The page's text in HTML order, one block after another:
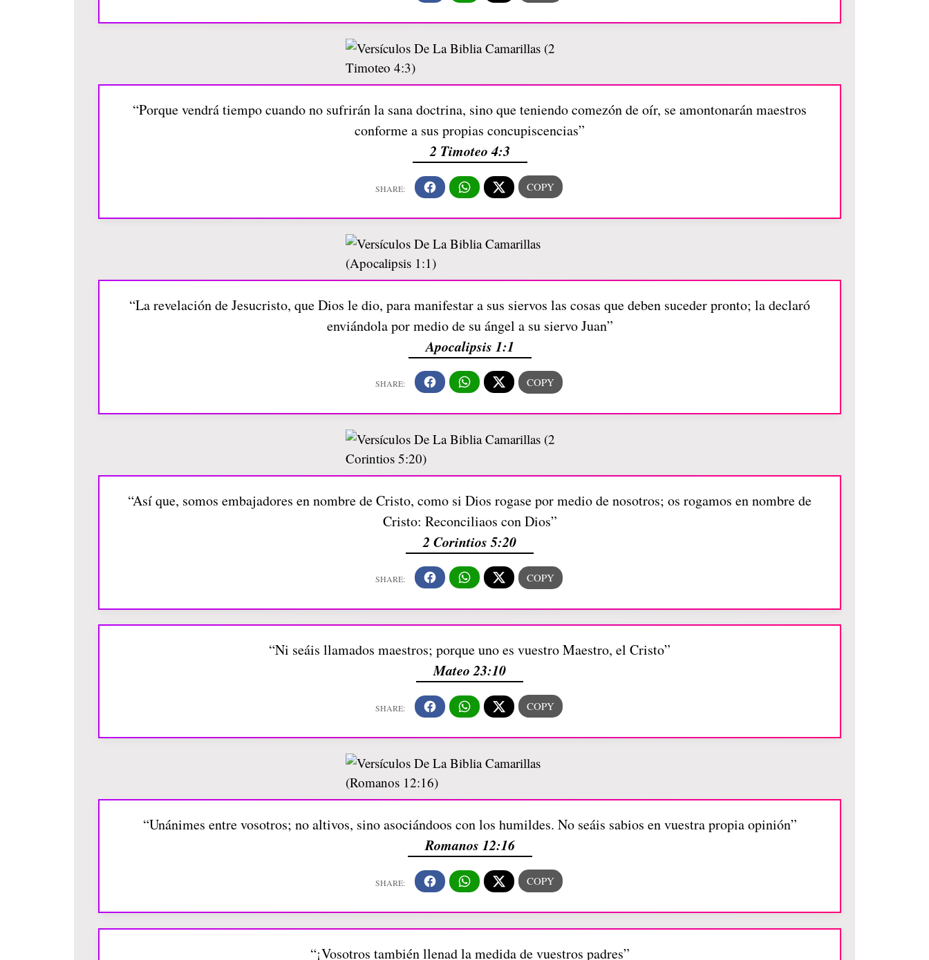
“Porque vendrá tiempo cuando no sufrirán la sana doctrina, sino que teniendo comezón de oír, se amontonarán maestros
conforme a sus propias concupiscencias”
2 Timoteo 4:3
“La revelación de Jesucristo, que Dios le dio, para manifestar a sus siervos las cosas que deben suceder pronto; la declaró
enviándola por medio de su ángel a su siervo Juan”
Apocalipsis 1:1
“Así que, somos embajadores en nombre de Cristo, como si Dios rogase por medio de nosotros; os rogamos en nombre de
Cristo: Reconciliaos con Dios”
2 Corintios 5:20
“Ni seáis llamados maestros; porque uno es vuestro Maestro, el Cristo”
Mateo 23:10
“Unánimes entre vosotros; no altivos, sino asociándoos con los humildes. No seáis sabios en vuestra propia opinión”
Romanos 12:16
“¡Vosotros también llenad la medida de vuestros padres”